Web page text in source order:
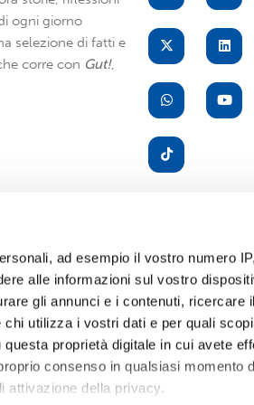
ad esempio il vostro numero
alle informazioni sul vostro
gli annunci e i contenuti, ricercare
utilizza i vostri dati e per quali
proprietà digitale in cui avete
consenso in qualsiasi momento
attivazione della privacy.
ogni giorno
selezione di fatti e
corre con Gut!,